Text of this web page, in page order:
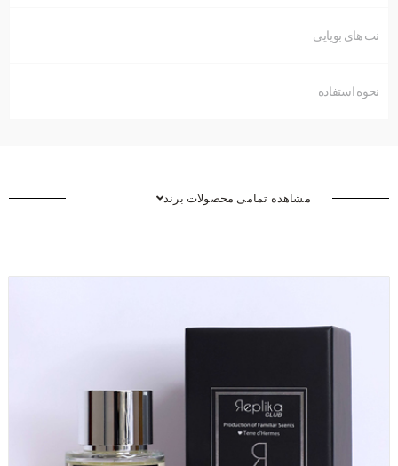
نت های بویایی
نحوه استفاده
مشاهده تمامی محصولات برند